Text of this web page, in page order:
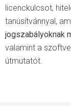
licenckulcsot,
tanúsítvánnyal,
jogszabályoknak
valamint a
útmutatót.